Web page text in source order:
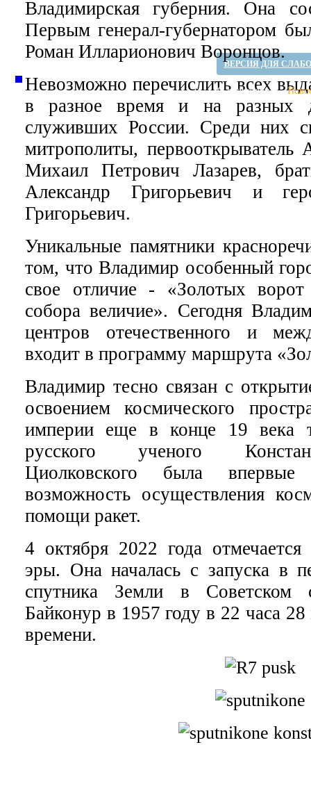
ВЕРСИЯ ДЛЯ
О планетарии
Владимирская губерния. Она
Первым генерал-губернатором
Роман Илларионович Воронцов.
Невозможно перечислить всех
в разное время и на разных
служивших России. Среди них
митрополиты, первооткрыватель
Михаил Петрович Лазарев,
Александр Григорьевич и
Григорьевич.
Уникальные памятники
том, что Владимир особенный
свое отличие - «Золотых ворот
собора величие». Сегодня
центров отечественного и
входит в программу маршрута
Владимир тесно связан с
освоением космического
империи еще в конце 19 века
русского ученого
Циолковского была впервые
возможность осуществления
помощи ракет.
4 октября 2022 года отмечается
эры. Она началась с запуска в
спутника Земли в Советском
Байконур в 1957 году в 22 часа
времени.